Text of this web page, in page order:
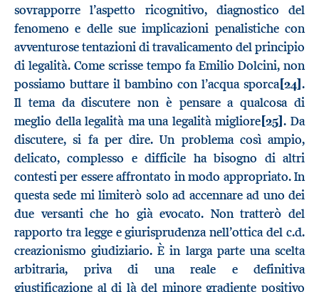
sovrapporre l’aspetto ricognitivo, diagnostico del
fenomeno e delle sue implicazioni penalistiche con
avventurose tentazioni di travalicamento del principio
di legalità. Come scrisse tempo fa Emilio Dolcini, non
possiamo buttare il bambino con l’acqua sporca[24].
Il tema da discutere non è pensare a qualcosa di
meglio della legalità ma una legalità migliore[25]. Da
discutere, si fa per dire. Un problema così ampio,
delicato, complesso e difficile ha bisogno di altri
contesti per essere affrontato in modo appropriato. In
questa sede mi limiterò solo ad accennare ad uno dei
due versanti che ho già evocato. Non tratterò del
rapporto tra legge e giurisprudenza nell’ottica del c.d.
creazionismo giudiziario. È in larga parte una scelta
arbitraria, priva di una reale e definitiva
giustificazione al di là del minore gradiente positivo